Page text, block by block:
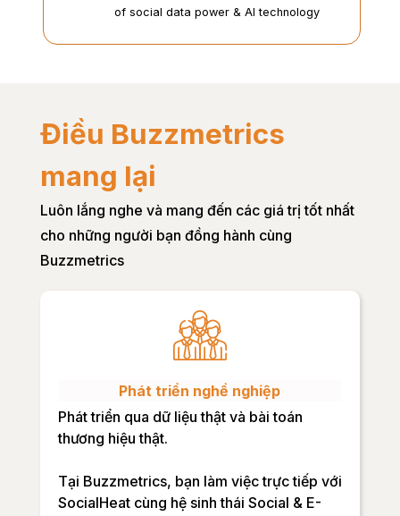
of social data power & AI technology
Điều Buzzmetrics
mang lại
Luôn lắng nghe và mang đến các giá trị tốt nhất
cho những người bạn đồng hành cùng
Buzzmetrics
Phát triển nghề nghiệp
Phát triển qua dữ liệu thật và bài toán
thương hiệu thật.
Tại Buzzmetrics, bạn làm việc trực tiếp với
SocialHeat cùng hệ sinh thái Social & E-